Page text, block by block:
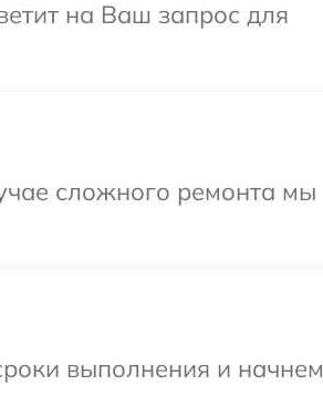
на Ваш запрос для
сложного ремонта мы
выполнения и начнем